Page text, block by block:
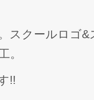
スクールロゴ
。
!!